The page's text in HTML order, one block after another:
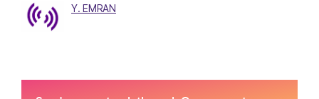
Y. EMRAN